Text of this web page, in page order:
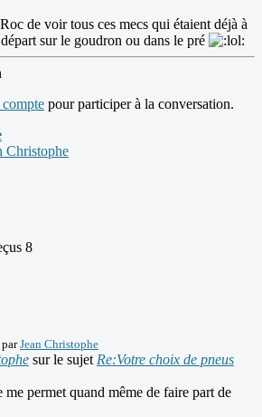
de voir tous ces mecs qui étaient déjà à
sur le goudron ou dans le pré
pour participer à la conversation.
8
parJean Christophe
sur le sujet Re:Votre choix de pneus
permet quand même de faire part de